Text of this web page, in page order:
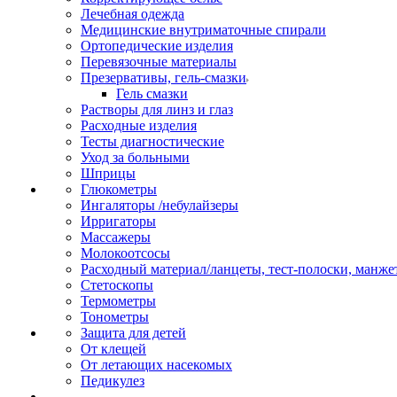
Лечебная одежда
Медицинские внутриматочные спирали
Ортопедические изделия
Перевязочные материалы
Презервативы, гель-смазки
Гель смазки
Растворы для линз и глаз
Расходные изделия
Тесты диагностические
Уход за больными
Шприцы
Глюкометры
Ингаляторы /небулайзеры
Ирригаторы
Массажеры
Молокоотсосы
Расходный материал/ланцеты, тест-полоски,
Стетоскопы
Термометры
Тонометры
Защита для детей
От клещей
От летающих насекомых
Педикулез